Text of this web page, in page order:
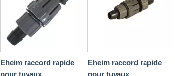
Eheim raccord rapide
pour tuyaux...
Eheim raccord rapide
pour tuyaux...